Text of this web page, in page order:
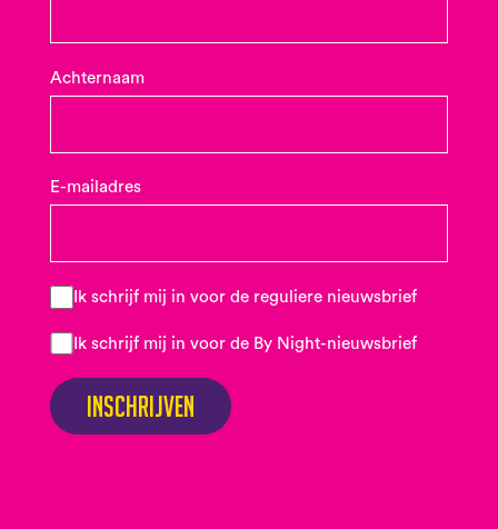
Achternaam
E-mailadres
Ik schrijf mij in voor de reguliere nieuwsbrief
Ik schrijf mij in voor de By Night-nieuwsbrief
Inschrijven